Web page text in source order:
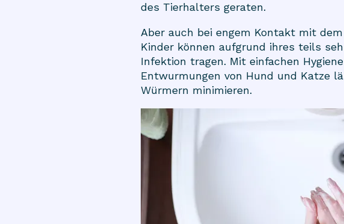
des Tierhalters geraten.
Aber auch bei engem Kontakt mit
Kinder können aufgrund ihres teils
Infektion tragen. Mit einfachen
Entwurmungen von Hund und Katze
Würmern minimieren.